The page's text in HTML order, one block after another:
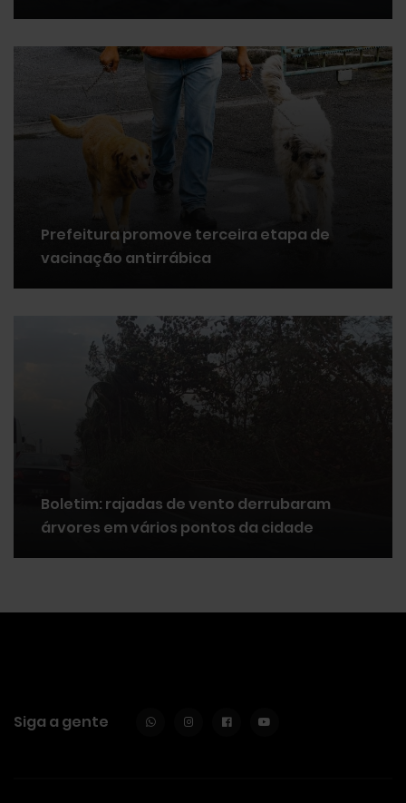
Prefeitura promove terceira etapa de
vacinação antirrábica
Boletim: rajadas de vento derrubaram
árvores em vários pontos da cidade
Siga a gente